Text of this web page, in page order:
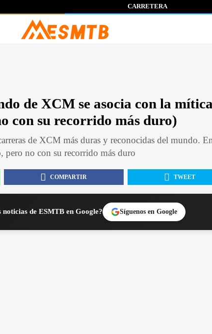
CARRETERA
de XCM se asocia con la mítica
con su recorrido más duro)
de XCM más duras y reconocidas del mundo.
pero no con su recorrido más duro
COMPARTIR TWEET
noticias de ESMTB en Google? Síguenos en Google